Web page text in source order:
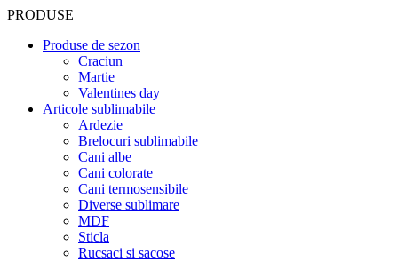
PRODUSE
Produse de sezon
Craciun
Martie
Valentines day
Articole sublimabile
Ardezie
Brelocuri sublimabile
Cani albe
Cani colorate
Cani termosensibile
Diverse sublimare
MDF
Sticla
Rucsaci si sacose